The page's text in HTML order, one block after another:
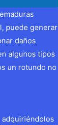
puede generar
daños
algunos tipos
un rotundo no